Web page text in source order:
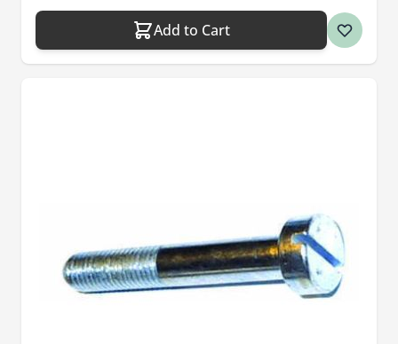
Add to Cart